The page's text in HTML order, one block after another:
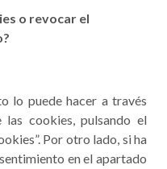
o revocar el
lo puede hacer a través
cookies, pulsando el
Por otro lado, si ha
en el apartado